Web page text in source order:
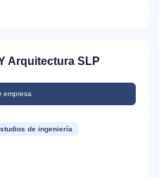
Arquitectura SLP
empresa
de ingeniería